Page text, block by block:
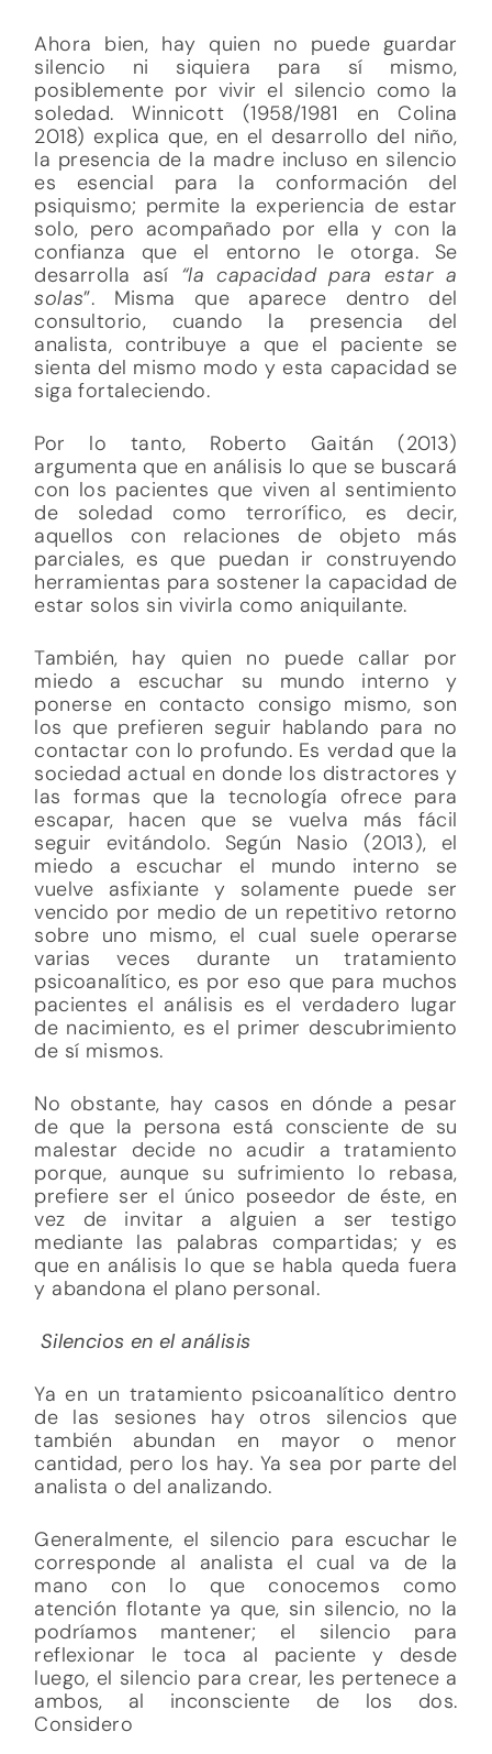
Ahora bien, hay quien no puede guardar
silencio ni siquiera para sí mismo,
posiblemente por vivir el silencio como la
soledad. Winnicott (1958/1981 en Colina
2018) explica que, en el desarrollo del niño,
la presencia de la madre incluso en silencio
es esencial para la conformación del
psiquismo; permite la experiencia de estar
solo, pero acompañado por ella y con la
confianza que el entorno le otorga. Se
desarrolla así “la capacidad para estar a
solas”. Misma que aparece dentro del
consultorio, cuando la presencia del
analista, contribuye a que el paciente se
sienta del mismo modo y esta capacidad se
siga fortaleciendo.
Por lo tanto, Roberto Gaitán (2013)
argumenta que en análisis lo que se buscará
con los pacientes que viven al sentimiento
de soledad como terrorífico, es decir,
aquellos con relaciones de objeto más
parciales, es que puedan ir construyendo
herramientas para sostener la capacidad de
estar solos sin vivirla como aniquilante.
También, hay quien no puede callar por
miedo a escuchar su mundo interno y
ponerse en contacto consigo mismo, son
los que prefieren seguir hablando para no
contactar con lo profundo. Es verdad que la
sociedad actual en donde los distractores y
las formas que la tecnología ofrece para
escapar, hacen que se vuelva más fácil
seguir evitándolo. Según Nasio (2013), el
miedo a escuchar el mundo interno se
vuelve asfixiante y solamente puede ser
vencido por medio de un repetitivo retorno
sobre uno mismo, el cual suele operarse
varias veces durante un tratamiento
psicoanalítico, es por eso que para muchos
pacientes el análisis es el verdadero lugar
de nacimiento, es el primer descubrimiento
de sí mismos.
No obstante, hay casos en dónde a pesar
de que la persona está consciente de su
malestar decide no acudir a tratamiento
porque, aunque su sufrimiento lo rebasa,
prefiere ser el único poseedor de éste, en
vez de invitar a alguien a ser testigo
mediante las palabras compartidas; y es
que en análisis lo que se habla queda fuera
y abandona el plano personal.
Silencios en el análisis
Ya en un tratamiento psicoanalítico dentro
de las sesiones hay otros silencios que
también abundan en mayor o menor
cantidad, pero los hay. Ya sea por parte del
analista o del analizando.
Generalmente, el silencio para escuchar le
corresponde al analista el cual va de la
mano con lo que conocemos como
atención flotante ya que, sin silencio, no la
podríamos mantener; el silencio para
reflexionar le toca al paciente y desde
luego, el silencio para crear, les pertenece a
ambos, al inconsciente de los dos.
Considero